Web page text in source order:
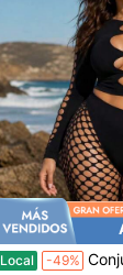
Local -49% Conjunto de 2 piezas para mujer,